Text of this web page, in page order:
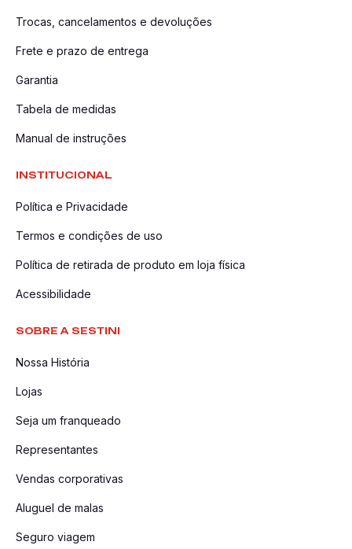
Trocas, cancelamentos e devoluções
Frete e prazo de entrega
Garantia
Tabela de medidas
Manual de instruções
INSTITUCIONAL
Política e Privacidade
Termos e condições de uso
Política de retirada de produto em loja física
Acessibilidade
SOBRE A SESTINI
Nossa História
Lojas
Seja um franqueado
Representantes
Vendas corporativas
Aluguel de malas
Seguro viagem